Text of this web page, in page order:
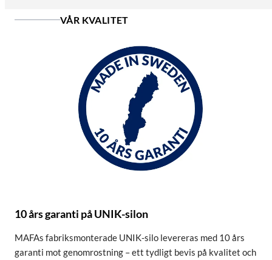
VÅR KVALITET
10 års garanti på UNIK-silon
MAFAs fabriksmonterade UNIK-silo levereras med 10 års
garanti mot genomrostning – ett tydligt bevis på kvalitet och